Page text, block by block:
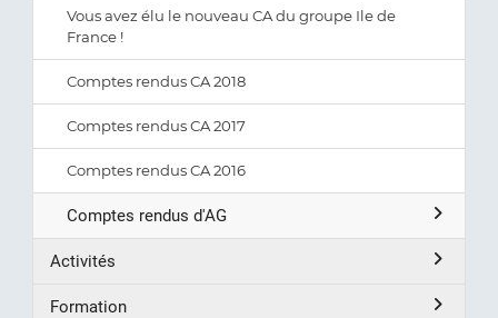
Vous avez élu le nouveau CA du groupe Ile de
France !
Comptes rendus CA 2018
Comptes rendus CA 2017
Comptes rendus CA 2016
Comptes rendus d'AG
Activités
Formation